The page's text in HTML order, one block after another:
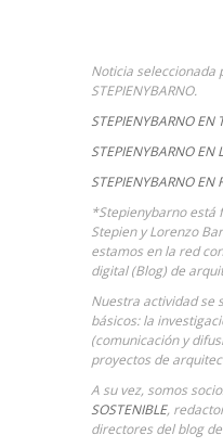
Noticia seleccionada
STEPIENYBARNO.
STEPIENYBARNO
STEPIENYBARNO EN
STEPIENYBARNO EN
*Stepienybarno está
Stepien y Lorenzo
estamos en la red
digital (Blog) de
Nuestra actividad se
básicos: la
(comunicación y
proyectos de
A su vez, somos
SOSTENIBLE,
directores del blog de